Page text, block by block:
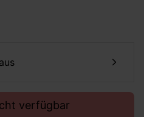
verfügbar